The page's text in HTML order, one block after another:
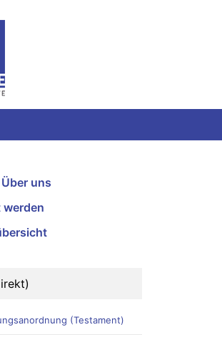
uns
werden
(Testament)